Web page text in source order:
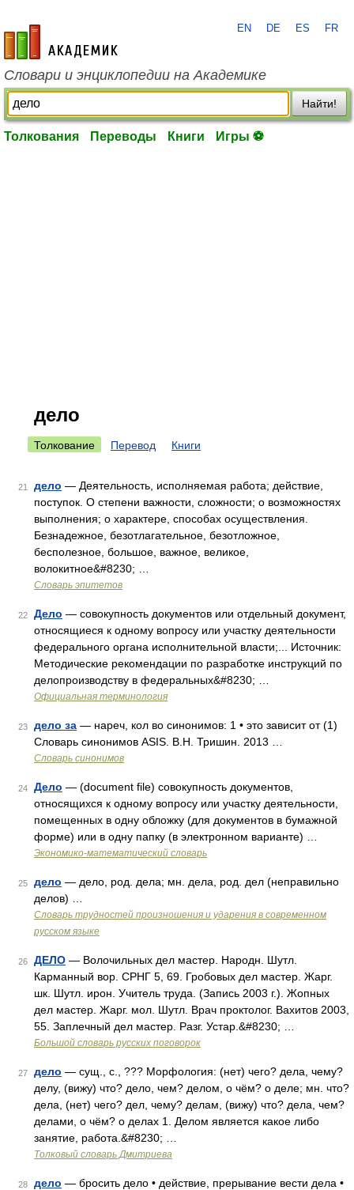
academic.ru
EN DE ES FR
Словари и энциклопедии на Академике
Найти!
Толкования Переводы Книги Игры ⚽
дело
Толкование Перевод Книги
21 дело — Деятельность, исполняемая работа; действие,
поступок. О степени важности, сложности; о возможностях
выполнения; о характере, способах осуществления.
Безнадежное, безотлагательное, безотложное,
бесполезное, большое, важное, великое,
волокитное&#8230; …
Словарь эпитетов
22 Дело — совокупность документов или отдельный документ,
относящиеся к одному вопросу или участку деятельности
федерального органа исполнительной власти;... Источник:
Методические рекомендации по разработке инструкций по
делопроизводству в федеральных&#8230; …
Официальная терминология
23 дело за — нареч, кол во синонимов: 1 • это зависит от (1)
Словарь синонимов ASIS. В.Н. Тришин. 2013 …
Словарь синонимов
24 Дело — (document file) совокупность документов,
относящихся к одному вопросу или участку деятельности,
помещенных в одну обложку (для документов в бумажной
форме) или в одну папку (в электронном варианте) …
Экономико-математический словарь
25 дело — дело, род. дела; мн. дела, род. дел (неправильно
делов) …
Словарь трудностей произношения и ударения в современном
русском языке
26 ДЕЛО — Волочильных дел мастер. Народн. Шутл.
Карманный вор. СРНГ 5, 69. Гробовых дел мастер. Жарг.
шк. Шутл. ирон. Учитель труда. (Запись 2003 г.). Жопных
дел мастер. Жарг. мол. Шутл. Врач проктолог. Вахитов 2003,
55. Заплечный дел мастер. Разг. Устар.&#8230; …
Большой словарь русских поговорок
27 дело — сущ., с., ??? Морфология: (нет) чего? дела, чему?
делу, (вижу) что? дело, чем? делом, о чём? о деле; мн. что?
дела, (нет) чего? дел, чему? делам, (вижу) что? дела, чем?
делами, о чём? о делах 1. Делом является какое либо
занятие, работа.&#8230; …
Толковый словарь Дмитриева
28 дело — бросить дело • действие, прерывание вести дела •